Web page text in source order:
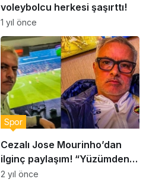
voleybolcu herkesi şaşırttı!
1 yıl önce
Cezalı Jose Mourinho’dan
ilginç paylaşım! “Yüzümden
de anlaşılacağı üzere çok
Spor
2 yıl önce